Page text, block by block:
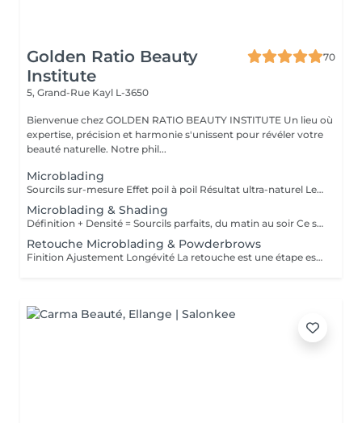
Golden Ratio Beauty
Institute
70
5, Grand-Rue Kayl L-3650
Bienvenue chez GOLDEN RATIO BEAUTY INSTITUTE Un lieu où
expertise, précision et harmonie s'unissent pour révéler votre
beauté naturelle. Notre phil...
Microblading
Sourcils sur-mesure Effet poil à poil Résultat ultra-naturel Le microblading est une technique de maquillage semi-permanent qui permet de redessiner les sourcils de façon précise et naturelle, en imitant parfaitement l'aspect du poil. À l'aide d'une fine lame composée de micro-aiguilles, des pigments sont implantés manuellement dans la couche superficielle de la peau. Ce soin est idéal pour : restructurer une ligne clairsemée, corriger une asymétrie, gagner du temps au quotidien, sublimer le regard sans maquillage. Résultat : des sourcils harmonieux, élégants et adaptés à la morphologie de votre visage invisiblement travaillés, visiblement magnifiques. La tenue varie de 9 à 18 mois selon le type de peau, le mode de vie et l'entretien.
Microblading & Shading
Définition + Densité = Sourcils parfaits, du matin au soir Ce soin combine deux techniques complémentaires pour un résultat à la fois structuré, doux et sophistiqué : Le microblading (effet poil à poil) recrée chaque poil avec une extrême précision pour redessiner et restructurer la ligne naturelle du sourcil. Le shading (ombrage en dégradé) ajoute de la densité et un effet maquillé très subtil, comme un léger poudré. Cette combinaison est idéale pour les sourcils clairsemés, asymétriques ou manquant de définition, et convient à tous les types de peau, y compris les peaux grasses. Résultat : des sourcils naturels à la base, plus intenses vers la queue, avec un effet make-up no make-up longue durée. Tenue : 12 à 24 mois selon le type de peau et l'entretien.
Retouche Microblading & Powderbrows
Finition Ajustement Longévité La retouche est une étape essentielle pour parfaire le résultat initial du microblading ou des powder brows. Elle permet de : ajuster la forme ou l'intensité, renforcer la couleur, corriger les éventuelles irrégularités liées à la cicatrisation, prolonger la tenue du maquillage semi-permanent. Première retouche recommandée 4 à 8 semaines après la première séance. Ensuite, des retouches annuelles sont conseillées pour entretenir la couleur et la netteté du tracé. Résultat : des sourcils toujours frais, nets et parfaitement définis, sur le long terme. Ce tarif s'applique uniquement aux microbladings & Powderbrows réalisés par notre artiste.